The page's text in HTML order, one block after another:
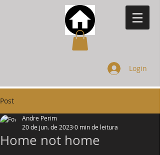
Login
Post
Home not home
Andre Perim
20 de jun. de 2023 0 min de leitura